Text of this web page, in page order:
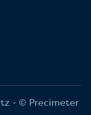
- © Precimeter